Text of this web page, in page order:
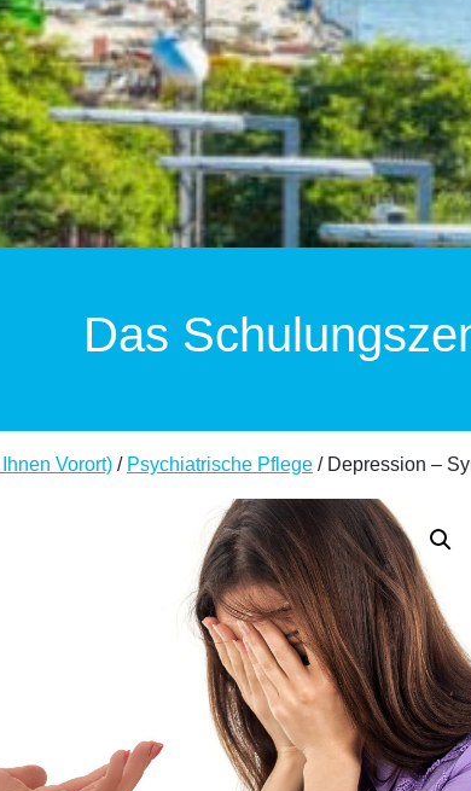
Das
Vorort) / Psychiatrische Pflege / Depression –